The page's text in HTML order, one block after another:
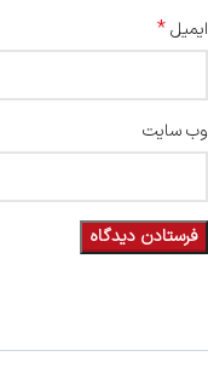
ایمیل*
وب‌ سایت